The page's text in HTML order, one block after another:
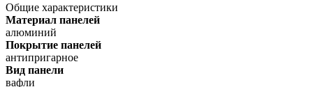
Общие характеристики
Материал панелей
алюминий
Покрытие панелей
антипригарное
Вид панели
вафли